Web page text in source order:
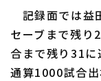
記録面では益
セーブまで残り
合まで残り31
通算1000試合